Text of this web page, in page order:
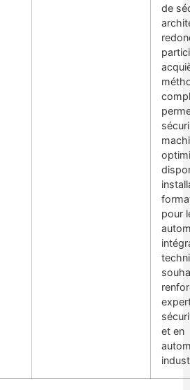
de
pour
et en